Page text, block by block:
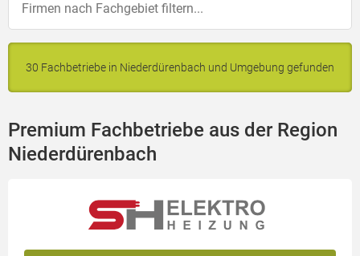
30 Fachbetriebe in Niederdürenbach und Umgebung gefunden
Premium Fachbetriebe aus der Region
Niederdürenbach